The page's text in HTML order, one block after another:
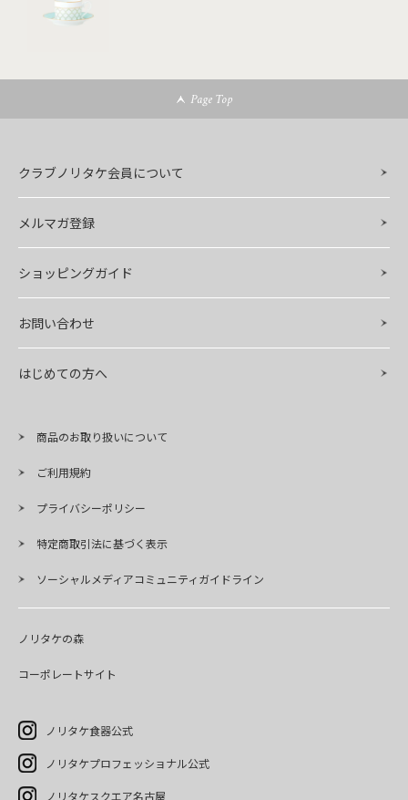
Page Top
クラブノリタケ会員について
メルマガ登録
ショッピングガイド
お問い合わせ
はじめての方へ
商品のお取り扱いについて
ご利用規約
プライバシーポリシー
特定商取引法に基づく表示
ソーシャルメディアコミュニティガイドライン
ノリタケの森
コーポレートサイト
ノリタケ食器公式
ノリタケプロフェッショナル公式
ノリタケスクエア名古屋